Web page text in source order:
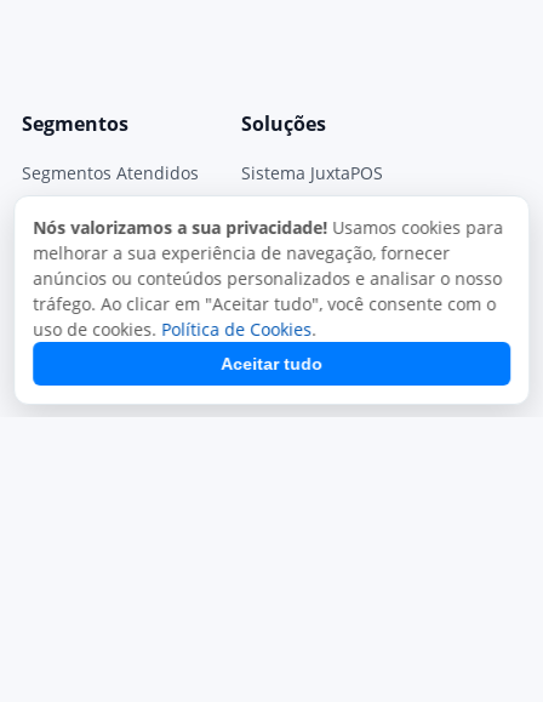
Segmentos
Segmentos Atendidos
Sistema para Restaurantes
Sistema para Delivery
Sistema para Lachonetes
Soluções
Sistema JuxtaPOS
Sistema JuxtaPED
Sistema Mono Delivery
Gestor Fiscal
Módulos
Nós valorizamos a sua privacidade! Usamos cookies para
melhorar a sua experiência de navegação, fornecer
anúncios ou conteúdos personalizados e analisar o nosso
tráfego. Ao clicar em "Aceitar tudo", você consente com o
uso de cookies. Política de Cookies.
Aceitar tudo